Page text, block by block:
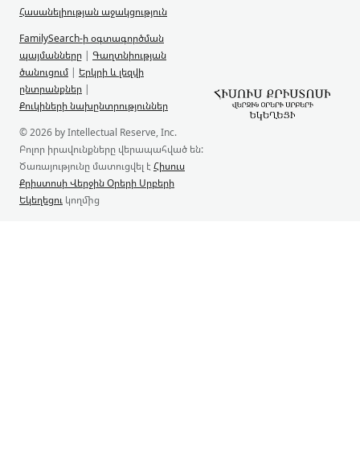
Հասանելիության աջակցություն
FamilySearch-ի օգտագործման
պայմանները | Գաղտնիության
ծանուցում | Երկրի և լեզվի
ընտրանքներ |
Քուկիների նախընտրություններ
© 2026 by Intellectual Reserve, Inc.
Բոլոր իրավունքները վերապահված են:
Ծառայությունը մատուցվել է Հիսուս
Քրիստոսի Վերջին Օրերի Սրբերի
Եկեղեցու կողմից